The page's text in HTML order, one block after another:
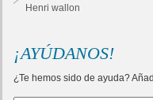
Henri wallon
¡AYÚDANOS!
¿Te hemos sido de ayuda?